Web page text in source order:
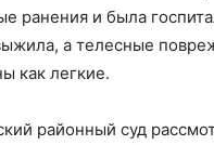
ранения и была
а телесные
как легкие.
районный суд